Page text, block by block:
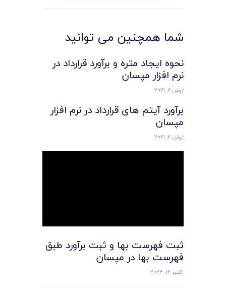
شما همچنین می توانید
نحوه ایجاد متره و برآورد قرارداد در
نرم افزار مپسان
ژوئن 2, 2021
برآورد آیتم های قرارداد در نرم افزار
مپسان
ژوئن 2, 2021
ثبت فهرست بها و ثبت برآورد طبق
فهرست بها در مپسان
اکتبر 16, 2024